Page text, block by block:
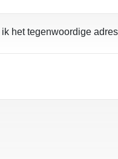
het tegenwoordige